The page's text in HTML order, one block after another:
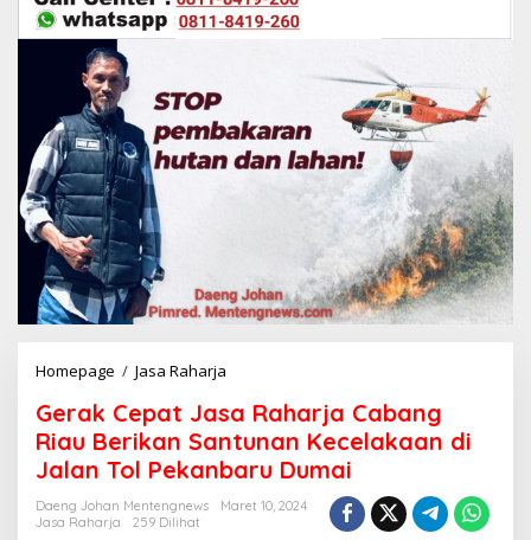
Homepage / Jasa Raharja
r
a
k
C
e
Gerak Cepat Jasa Raharja Cabang
Riau Berikan Santunan Kecelakaan di
Jalan Tol Pekanbaru Dumai
Daeng Johan Mentengnews
Maret 10, 2024
Jasa Raharja
259 Dilihat